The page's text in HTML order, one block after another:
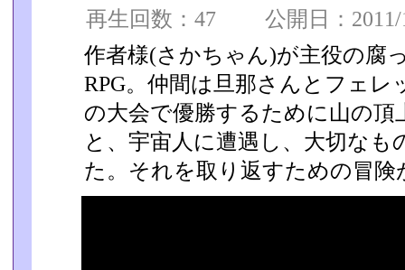
再生回数：47 公開日：2011/
作者様(さかちゃん)が主役の腐
RPG。仲間は旦那さんとフェ­レ
の大会で優勝するために山の頂
と、宇宙人に­遭遇し、大切な
た。それを取り返すための冒険